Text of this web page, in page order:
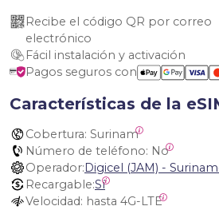
Recibe el código QR por correo
electrónico
Fácil instalación y activación
Pagos seguros con
Características de la
Cobertura: Surinam
Número de teléfono: No
Operador:Digicel (JAM) -
Recargable:Sí
Velocidad: hasta 4G-LTE